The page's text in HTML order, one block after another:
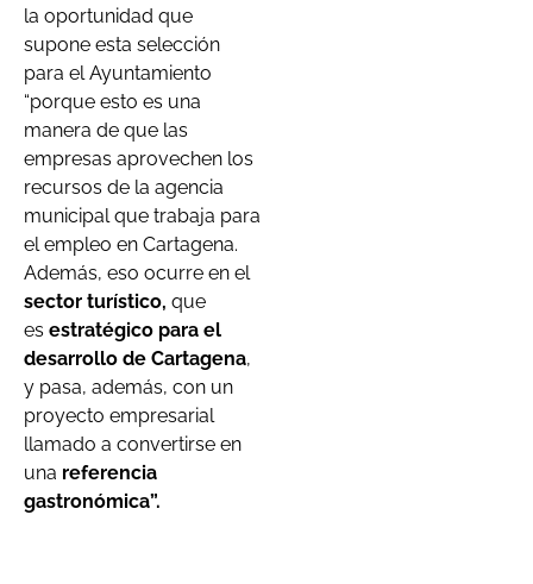
la oportunidad que
supone esta selección
para el Ayuntamiento
“porque esto es una
manera de que las
empresas aprovechen los
recursos de la agencia
municipal que trabaja para
el empleo en Cartagena.
Además, eso ocurre en el
sector turístico, que
es estratégico para el
desarrollo de Cartagena,
y pasa, además, con un
proyecto empresarial
llamado a convertirse en
una referencia
gastronómica”.